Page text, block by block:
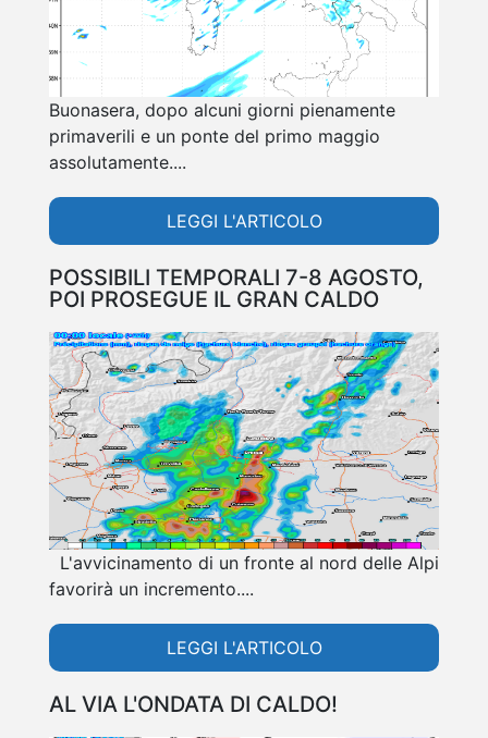
Buonasera, dopo alcuni giorni pienamente
primaverili e un ponte del primo maggio
assolutamente....
LEGGI L'ARTICOLO
POSSIBILI TEMPORALI 7-8 AGOSTO,
POI PROSEGUE IL GRAN CALDO
L'avvicinamento di un fronte al nord delle Alpi
favorirà un incremento....
LEGGI L'ARTICOLO
AL VIA L'ONDATA DI CALDO!